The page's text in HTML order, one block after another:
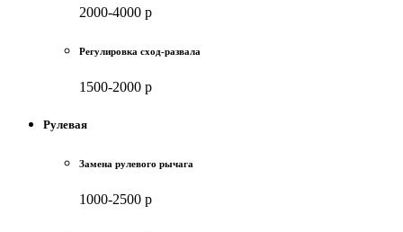
2000-4000 р
Регулировка сход-развала
1500-2000 р
Рулевая
Замена рулевого рычага
1000-2500 р